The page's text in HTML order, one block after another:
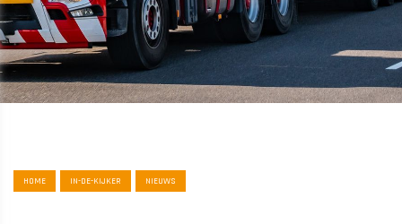
HOME IN-DE-KIJKER NIEUWS